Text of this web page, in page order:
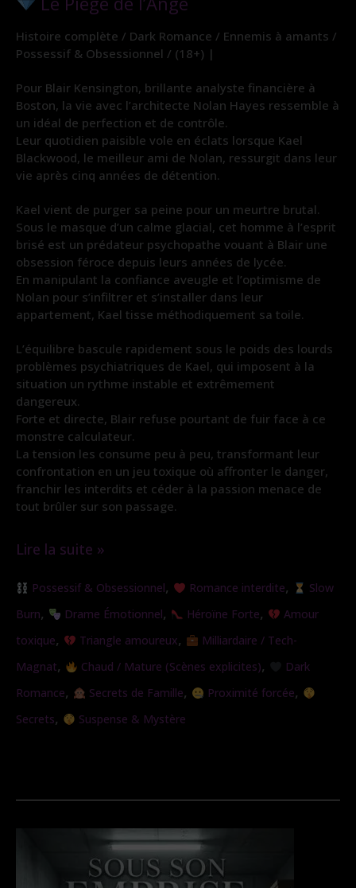
Histoire complète / Dark Romance / Ennemis à amants /
Possessif & Obsessionnel / (18+) |
Pour Blair Kensington, brillante analyste financière à
Boston, la vie avec l’architecte Nolan Hayes ressemble à
un idéal de perfection et de contrôle.
Leur quotidien paisible vole en éclats lorsque Kael
Blackwood, le meilleur ami de Nolan, ressurgit dans leur
vie après cinq années de détention.
Kael vient de purger sa peine pour un meurtre brutal.
Sous le masque d’un calme glacial, cet homme à l’esprit
brisé est un prédateur psychopathe vouant à Blair une
obsession féroce depuis leurs années de lycée.
En manipulant la confiance aveugle et l’optimisme de
Nolan pour s’infiltrer et s’installer dans leur
appartement, Kael tisse méthodiquement sa toile.
L’équilibre bascule rapidement sous le poids des lourds
problèmes psychiatriques de Kael, qui imposent à la
situation un rythme instable et extrêmement
dangereux.
Forte et directe, Blair refuse pourtant de fuir face à ce
monstre calculateur.
La tension les consume peu à peu, transformant leur
confrontation en un jeu toxique où affronter le danger,
franchir les interdits et céder à la passion menace de
tout brûler sur son passage.
l’Ange
Lire la suite »
Possessif & Obsessionnel, Romance interdite,
Slow
Burn, Drame Émotionnel, Héroïne Forte,
Amour
toxique, Triangle amoureux,
Milliardaire / Tech-
Magnat, Chaud / Mature (Scènes explicites),
Dark
Romance, Secrets de Famille, Proximité forcée,
Secrets, Suspense & Mystère